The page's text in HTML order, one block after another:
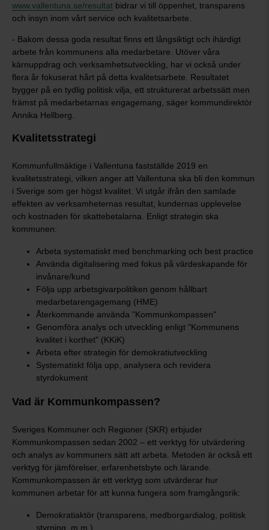
www.vallentuna.se/resultat bidrar vi till öppenhet, transparens
och insyn inom vårt service och kvalitetsarbete.
- Bakom dessa goda resultat finns ett långsiktigt och ihärdigt
arbete från kommunens alla medarbetare. Utöver våra
kärnuppdrag och verksamhetsutveckling, har vi också under
flera år fokuserat hårt på detta kvalitetsarbete. Resultatet
bygger på en tydlig politisk vilja, ett strukturerat arbetssätt men
främst på medarbetarnas engagemang, säger kommundirektör
Annika Hellberg.
Kvalitetsstrategi
Kommunfullmäktige i Vallentuna fastställde 2019 en
kvalitetsstrategi, vilken anger att Vallentuna ska bli den kommun
i Sverige som ger högst kvalitet. Vi utgår ifrån den samlade
effekten av verksamheternas resultat, kundernas upplevelse
och kostnaden för skattebetalarna. Enligt strategin ska
kommunen:
Arbeta systematiskt med benchmarking och best practice
Använda digitalisering med fokus på värdeskapande för
invånare/kund
Följa upp arbetsgivarpolitiken genom hållbart
medarbetarengagemang (HME)
Återkommande använda "Kommunkompassen"
Genomföra analys och utveckling enligt "Kommunens
kvalitet i korthet" (KKiK)
Arbeta efter strategin för demokratiutveckling
Systematiskt följa upp, analysera och revidera
styrdokument
Vad är Kommunkompassen?
Sveriges Kommuner och Regioner (SKR) erbjuder
Kommunkompassen sedan 2002 – ett verktyg för utvärdering
och analys av kommuners sätt att arbeta. Metoden är också ett
verktyg för jämförelser, erfarenhetsbyte och lärande.
Kommunkompassen är ett verktyg som utvärderar hur
kommunen arbetar för att kunna fungera som framgångsrik:
Demokratiaktör (transparens, medborgardialog, politisk
styrning, m.m.)